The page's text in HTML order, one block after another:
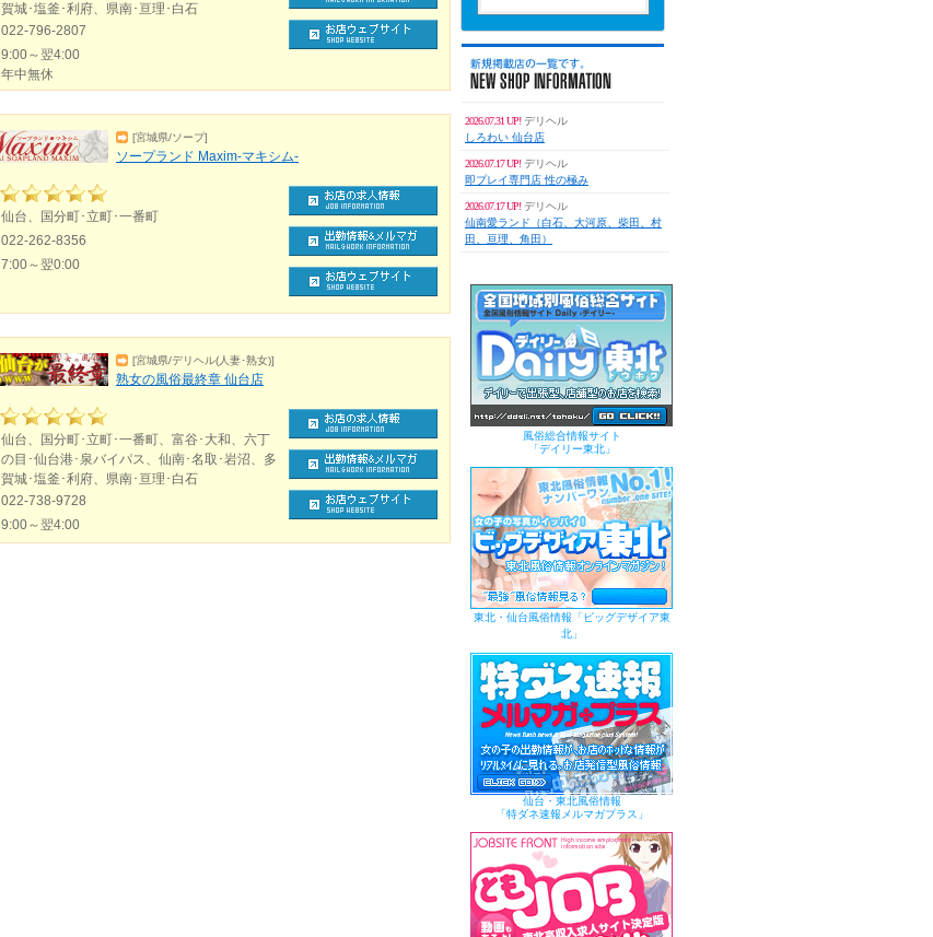
賀城･塩釜･利府、県南･亘理･白石
022-796-2807
9:00～翌4:00
年中無休
[宮城県/ソープ]
ソープランド Maxim-マキシム-
仙台、国分町･立町･一番町
022-262-8356
7:00～翌0:00
[宮城県/デリヘル(人妻･熟女)]
熟女の風俗最終章 仙台店
仙台、国分町･立町･一番町、富谷･大和、六丁
の目･仙台港･泉バイパス、仙南･名取･岩沼、多
賀城･塩釜･利府、県南･亘理･白石
022-738-9728
9:00～翌4:00
2026.07.31 UP! デリヘル
しろわい 仙台店
2026.07.17 UP! デリヘル
即プレイ専門店 性の極み
2026.07.17 UP! デリヘル
仙南愛ランド（白石、大河原、柴田、村
田、亘理、角田）
風俗総合情報サイト
「デイリー東北」
東北・仙台風俗情報「ビッグデザイア東
北」
仙台・東北風俗情報
「特ダネ速報メルマガプラス」